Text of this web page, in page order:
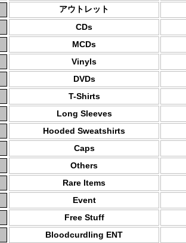
アウトレット
CDs
MCDs
Vinyls
DVDs
T-Shirts
Long Sleeves
Hooded Sweatshirts
Caps
Others
Rare Items
Event
Free Stuff
Bloodcurdling ENT